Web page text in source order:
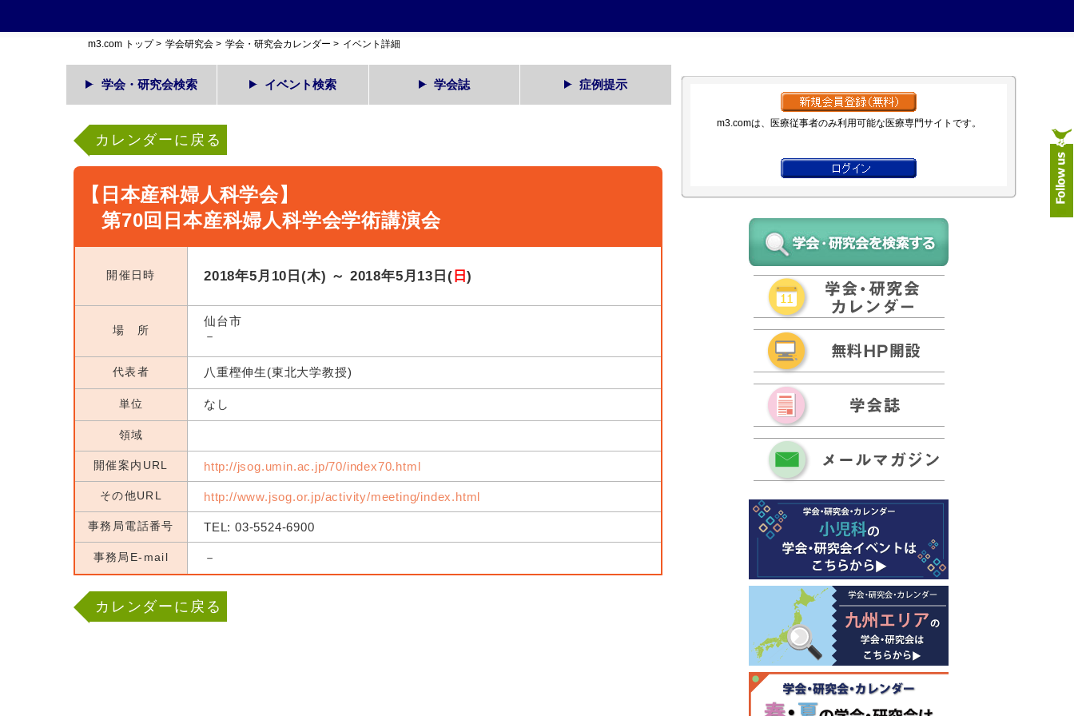
m3.com トップ> 学会研究会 > 学会・研究会カレンダー > イベント詳細
学会・研究会検索 イベント検索 学会誌 症例提示
カレンダーに戻る
【日本産科婦人科学会】
第70回日本産科婦人科学会学術講演会
開催日時 2018年5月10日(木) ～ 2018年5月13日( 日)
場 所
仙台市
－
代表者 八重樫伸生(東北大学教授)
単位 なし
領域
開催案内URL http://jsog.umin.ac.jp/70/index70.html
その他URL http://www.jsog.or.jp/activity/meeting/index.html
事務局電話番号 TEL: 03-5524-6900
事務局E-mail －
カレンダーに戻る
m3.comは、医療従事者のみ利用可能な医療専門サイトです。